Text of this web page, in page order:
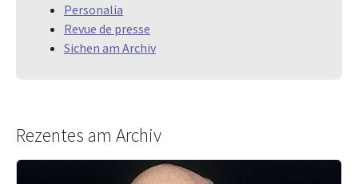
Personalia
Revue de presse
Sichen am Archiv
Rezentes am Archiv